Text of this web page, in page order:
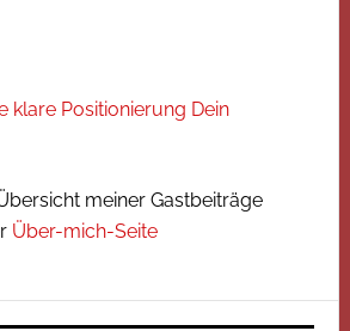
klare Positionierung Dein
meiner Gastbeiträge
Über-mich-Seite